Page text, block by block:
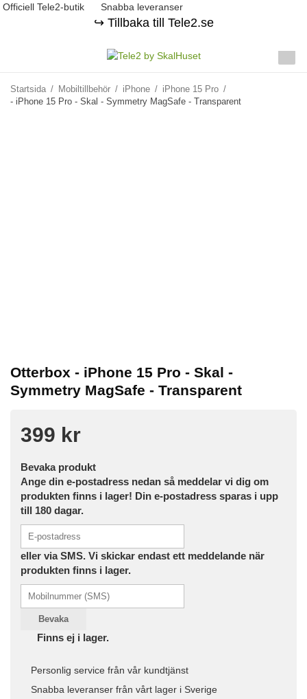
Officiell Tele2-butik Snabba leveranser
↪️ Tillbaka till Tele2.se
Startsida / Mobiltillbehör / iPhone / iPhone 15 Pro /
- iPhone 15 Pro - Skal - Symmetry MagSafe - Transparent
Otterbox - iPhone 15 Pro - Skal -
Symmetry MagSafe - Transparent
399 kr
Bevaka produkt
Ange din e-postadress nedan så meddelar vi dig om
produkten finns i lager! Din e-postadress sparas i upp
till 180 dagar.
eller via SMS. Vi skickar endast ett meddelande när
produkten finns i lager.
Bevaka
Finns ej i lager.
Personlig service från vår kundtjänst
Snabba leveranser från vårt lager i Sverige